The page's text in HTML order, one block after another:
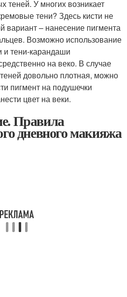
теней. У многих возникает
тени? Здесь кисти не
вариант – нанесение пигмента
Возможно использование
и тени-карандаши
на веко. В случае
довольно плотная, можно
пигмент на подушечки
цвет на веки.
Правила
дневного макияжа